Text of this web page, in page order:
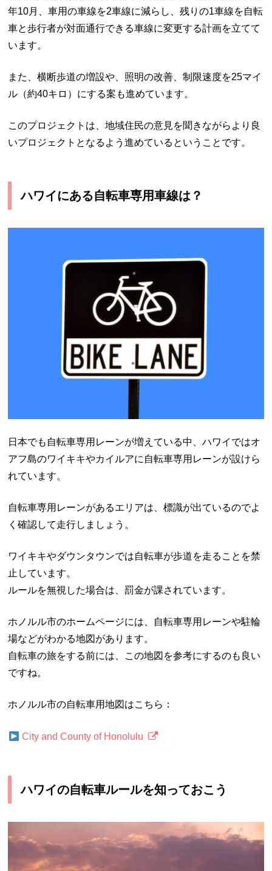
年10月、車用の車線を2車線に減らし、残りの1車線を自転
車と歩行者が対面通行できる車線に変更する計画を立てて
います。
また、横断歩道の増設や、照明の改善、制限速度を25マイ
ル（約40キロ）にする案も進めています。
このプロジェクトは、地域住民の意見を聞きながらより良
いプロジェクトとなるよう進めているということです。
ハワイにある自転車専用車線は？
日本でも自転車専用レーンが増えている中、ハワイではオ
アフ島のワイキキやカイルアに自転車専用レーンが設けら
れています。
自転車専用レーンがあるエリアは、標識が出ているのでよ
く確認して走行しましょう。
ワイキキやダウンタウンでは自転車が歩道を走ることを禁
止しています。
ルールを無視した場合は、罰金が課されています。
ホノルル市のホームページには、自転車専用レーンや駐輪
場などがわかる地図があります。
自転車の旅をする前には、この地図を参考にするのも良い
ですね。
ホノルル市の自転車用地図はこちら：
City and County of Honolulu
ハワイの自転車ルールを知っておこう